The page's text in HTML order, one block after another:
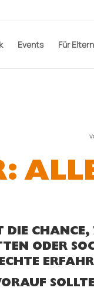
Events Für Eltern
CHANCE,
ODER